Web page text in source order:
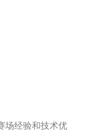
场经验和技术优